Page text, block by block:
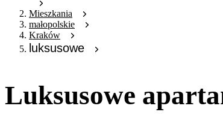
Mieszkania
małopolskie
Kraków
luksusowe
Luksusowe